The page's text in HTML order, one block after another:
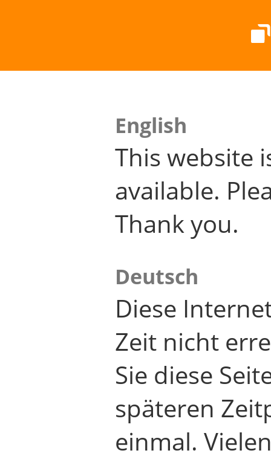
English
This website
available.
Thank you.
Deutsch
Diese
Zeit nicht
Sie diese
späteren
einmal.